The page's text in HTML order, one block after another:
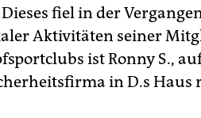
fiel in der
Aktivitäten seiner
ist Ronny S.,
in D.s Haus